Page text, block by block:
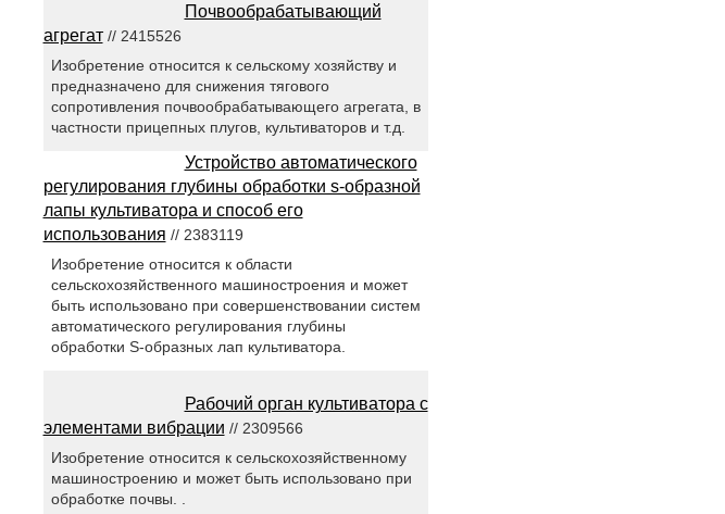
Почвообрабатывающий
агрегат// 2415526
Изобретение относится к сельскому хозяйству и
предназначено для снижения тягового
сопротивления почвообрабатывающего агрегата, в
частности прицепных плугов, культиваторов и т.д.
Устройство автоматического
регулирования глубины обработки s-образной
лапы культиватора и способ его
использования // 2383119
Изобретение относится к области
сельскохозяйственного машиностроения и может
быть использовано при совершенствовании систем
автоматического регулирования глубины
обработки S-образных лап культиватора.
Рабочий орган культиватора с
элементами вибрации // 2309566
Изобретение относится к сельскохозяйственному
машиностроению и может быть использовано при
обработке почвы. .